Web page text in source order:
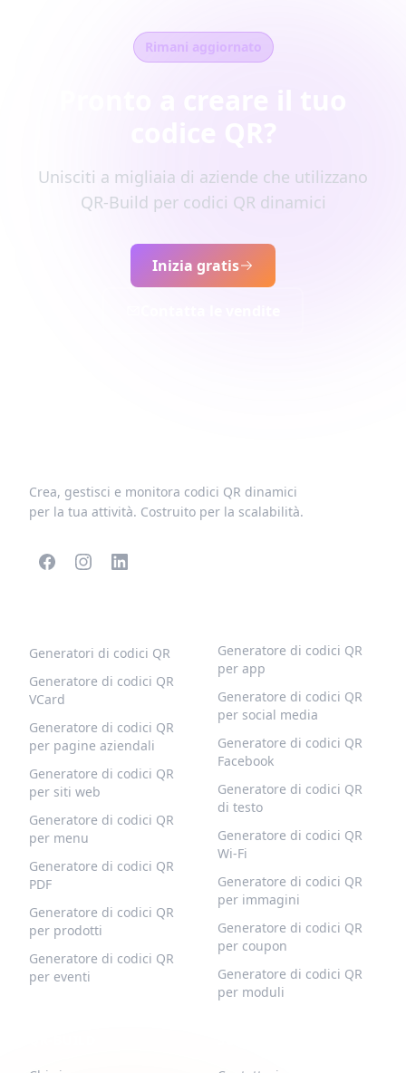
Rimani aggiornato
Unisciti a migliaia di aziende che utilizzano
QR-Build per codici QR dinamici
Inizia gratis
Crea, gestisci e monitora codici QR dinamici
per la tua attività. Costruito per la scalabilità.
Generatori di codici QR
Generatore di codici QR
VCard
Generatore di codici QR
per pagine aziendali
Generatore di codici QR
per siti web
Generatore di codici QR
per menu
Generatore di codici QR
PDF
Generatore di codici QR
per prodotti
Generatore di codici QR
per eventi
Generatore di codici QR
per app
Generatore di codici QR
per social media
Generatore di codici QR
Facebook
Generatore di codici QR
di testo
Generatore di codici QR
Wi-Fi
Generatore di codici QR
per immagini
Generatore di codici QR
per coupon
Generatore di codici QR
per moduli